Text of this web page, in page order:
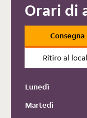
Orari di
Consegna
Ritiro al
Lunedì
Martedì